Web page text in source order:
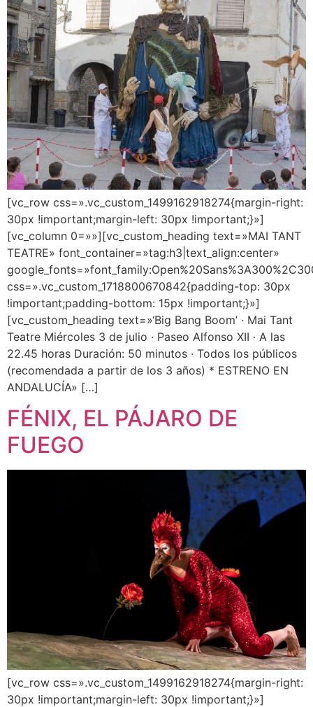
[vc_row css=».vc_custom_1499162918274{margin-right:
30px !important;margin-left: 30px !important;}»]
[vc_column 0=»»][vc_custom_heading text=»MAI TANT
TEATRE» font_container=»tag:h3|text_align:center»
css=».vc_custom_1718800670842{padding-top: 30px
!important;padding-bottom: 15px !important;}»]
[vc_custom_heading text=»‘Big Bang Boom’ · Mai Tant
Teatre Miércoles 3 de julio · Paseo Alfonso XII · A las
22.45 horas Duración: 50 minutos · Todos los públicos
(recomendada a partir de los 3 años) * ESTRENO EN
ANDALUCÍA» […]
FÉNIX, EL PÁJARO DE
FUEGO
[vc_row css=».vc_custom_1499162918274{margin-right:
30px !important;margin-left: 30px !important;}»]